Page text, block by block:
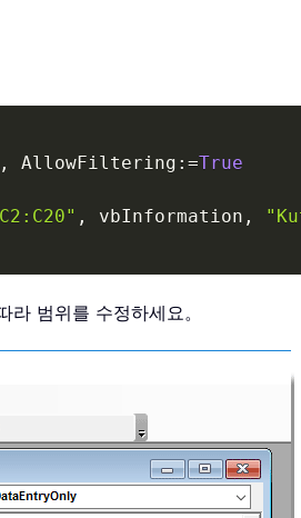
, AllowFiltering : =True
, vbInformation ,
범위를 수정하세요。